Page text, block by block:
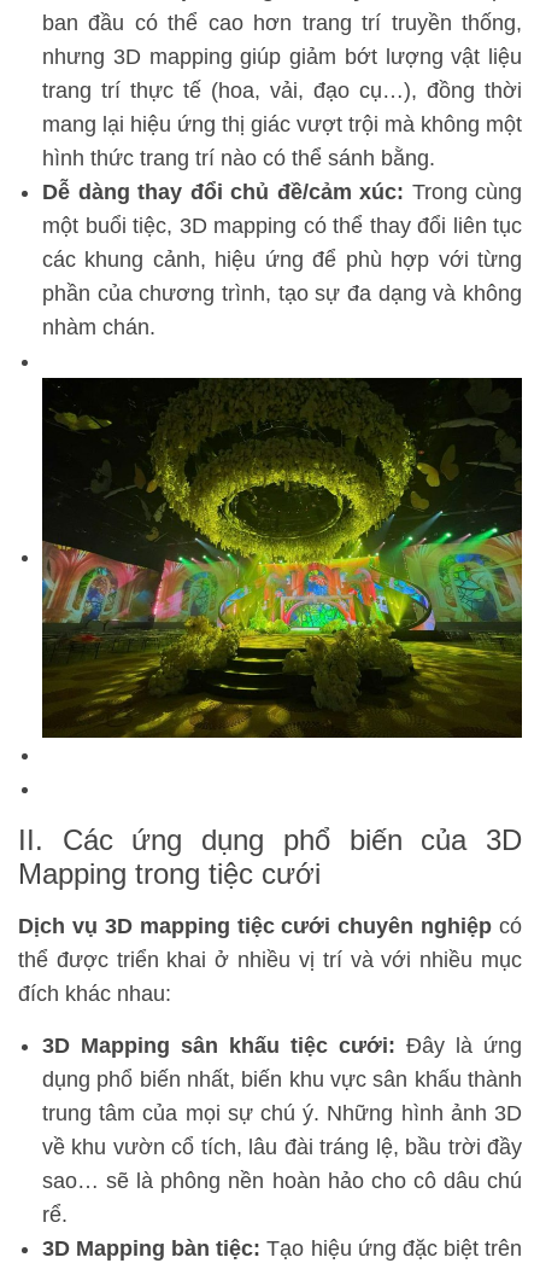
ban đầu có thể cao hơn trang trí truyền thống,
nhưng 3D mapping giúp giảm bớt lượng vật liệu
trang trí thực tế (hoa, vải, đạo cụ…), đồng thời
mang lại hiệu ứng thị giác vượt trội mà không một
hình thức trang trí nào có thể sánh bằng.
Dễ dàng thay đổi chủ đề/cảm xúc: Trong cùng
một buổi tiệc, 3D mapping có thể thay đổi liên tục
các khung cảnh, hiệu ứng để phù hợp với từng
phần của chương trình, tạo sự đa dạng và không
nhàm chán.
II. Các ứng dụng phổ biến của 3D
Mapping trong tiệc cưới
Dịch vụ 3D mapping tiệc cưới chuyên nghiệp có
thể được triển khai ở nhiều vị trí và với nhiều mục
đích khác nhau:
3D Mapping sân khấu tiệc cưới: Đây là ứng
dụng phổ biến nhất, biến khu vực sân khấu thành
trung tâm của mọi sự chú ý. Những hình ảnh 3D
về khu vườn cổ tích, lâu đài tráng lệ, bầu trời đầy
sao… sẽ là phông nền hoàn hảo cho cô dâu chú
rể.
3D Mapping bàn tiệc: Tạo hiệu ứng đặc biệt trên